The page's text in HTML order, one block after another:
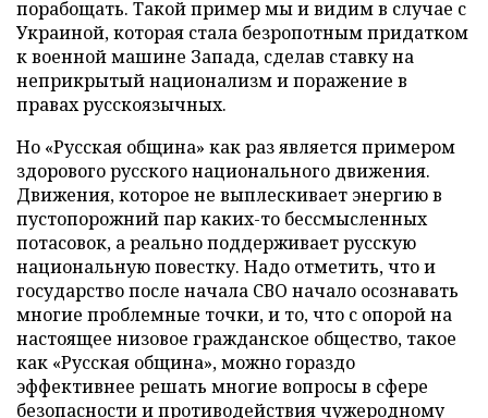
порабощать. Такой пример мы и видим в случае с
Украиной, которая стала безропотным придатком
к военной машине Запада, сделав ставку на
неприкрытый национализм и поражение в
правах русскоязычных.
Но «Русская община» как раз является примером
здорового русского национального движения.
Движения, которое не выплескивает энергию в
пустопорожний пар каких-то бессмысленных
потасовок, а реально поддерживает русскую
национальную повестку. Надо отметить, что и
государство после начала СВО начало осознавать
многие проблемные точки, и то, что с опорой на
настоящее низовое гражданское общество, такое
как «Русская община», можно гораздо
эффективнее решать многие вопросы в сфере
безопасности и противодействия чужеродному